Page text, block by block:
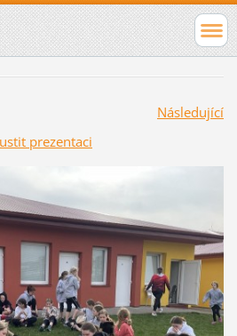
Následující
prezentaci